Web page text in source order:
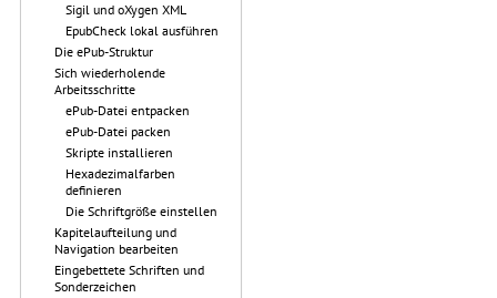
Sigil und oXygen XML
EpubCheck lokal ausführen
Die ePub-Struktur
Sich wiederholende
Arbeitsschritte
ePub-Datei entpacken
ePub-Datei packen
Skripte installieren
Hexadezimalfarben
definieren
Die Schriftgröße einstellen
Kapitelaufteilung und
Navigation bearbeiten
Eingebettete Schriften und
Sonderzeichen